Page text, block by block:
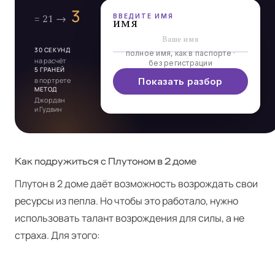
30 СЕКУНД
на расчёт
5 ГРАНЕЙ
в портрете
МЕТОД
Джордан
и Гудвин
ВВЕДИТЕ ИМЯ
имя
полное имя, как в паспорте ·
без регистрации
Показать разбор
Как подружиться с Плутоном в 2 доме
Плутон в 2 доме даёт возможность возрождать свои
ресурсы из пепла. Но чтобы это работало, нужно
использовать талант возрождения для силы, а не
страха. Для этого: